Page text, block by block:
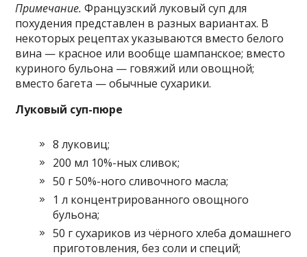
Примечание. Французский луковый суп для
похудения представлен в разных вариантах. В
некоторых рецептах указываются вместо белого
вина — красное или вообще шампанское; вместо
куриного бульона — говяжий или овощной;
вместо багета — обычные сухарики.
Луковый суп-пюре
8 луковиц;
200 мл 10%-ных сливок;
50 г 50%-ного сливочного масла;
1 л концентрированного овощного
бульона;
50 г сухариков из чёрного хлеба домашнего
приготовления, без соли и специй;